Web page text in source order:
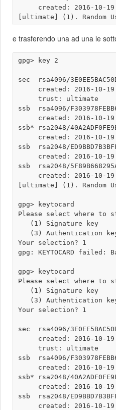
created: 2016-10-
e trasferendo una ad una le
gpg> key 2
sec  rsa4096/
created: 2016-10-
trust: ultimate
ssb  rsa4096/
created: 2016-10-
ssb* rsa2048/
created: 2016-10-
ssb  rsa2048/
created: 2016-10-
ssb  rsa2048/
created: 2016-10-
[ultimate] (1). Random
gpg> keytocard
Please select where to
   (1) Signature key
(3) Authentication
Your selection? 1
gpg: KEYTOCARD failed:
gpg> keytocard
Please select where to
   (1) Signature key
(3) Authentication
Your selection? 1
sec  rsa4096/
created: 2016-10-
trust: ultimate
ssb  rsa4096/
created: 2016-10-
ssb* rsa2048/
created: 2016-10-
ssb  rsa2048/
created: 2016-10-